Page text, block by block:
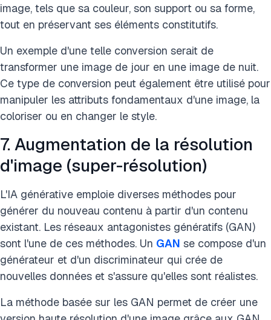
image, tels que sa couleur, son support ou sa forme,
tout en préservant ses éléments constitutifs.
Un exemple d'une telle conversion serait de
transformer une image de jour en une image de nuit.
Ce type de conversion peut également être utilisé pour
manipuler les attributs fondamentaux d'une image, la
coloriser ou en changer le style.
7. Augmentation de la résolution
d'image (super-résolution)
L'IA générative emploie diverses méthodes pour
générer du nouveau contenu à partir d'un contenu
existant. Les réseaux antagonistes génératifs (GAN)
sont l'une de ces méthodes. Un GAN se compose d'un
générateur et d'un discriminateur qui crée de
nouvelles données et s'assure qu'elles sont réalistes.
La méthode basée sur les GAN permet de créer une